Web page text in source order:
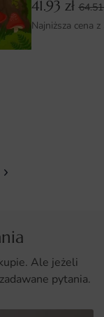
i estetykę.
41.93 zł
Najniższa cena
Ale jeżeli
pytania.